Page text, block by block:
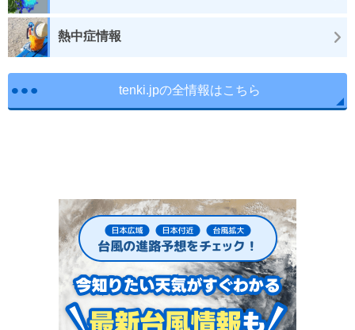
熱中症情報
tenki.jpの全情報はこちら